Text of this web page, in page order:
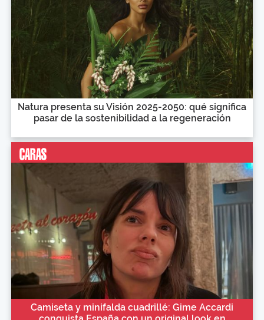
Natura presenta su Visión 2025-2050: qué significa
pasar de la sostenibilidad a la regeneración
Camiseta y minifalda cuadrillé: Gime Accardi